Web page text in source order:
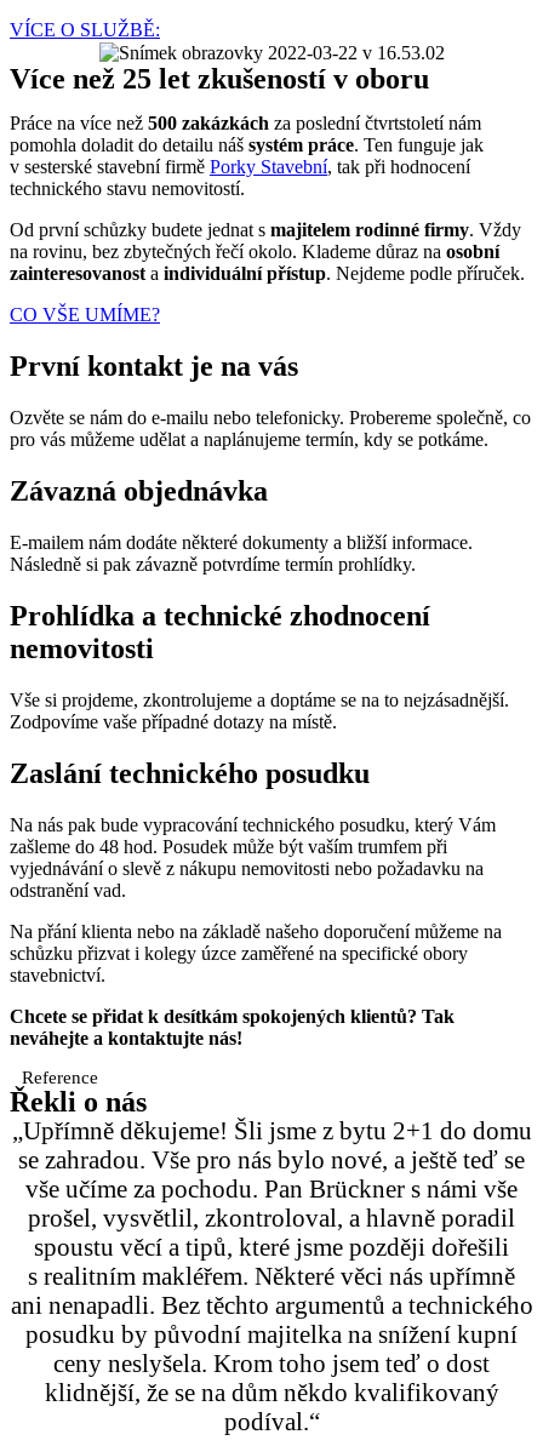
VÍCE O SLUŽBĚ:
Více než 25 let zkušeností v oboru
Práce na více než 500 zakázkách za poslední čtvrtstoletí nám
pomohla doladit do detailu náš systém práce. Ten funguje jak
v sesterské stavební firmě Porky Stavební, tak při hodnocení
technického stavu nemovitostí.
Od první schůzky budete jednat s majitelem rodinné firmy. Vždy
na rovinu, bez zbytečných řečí okolo. Klademe důraz na osobní
zainteresovanost a individuální přístup. Nejdeme podle příruček.
CO VŠE UMÍME?
První kontakt je na vás
Ozvěte se nám do e-mailu nebo telefonicky. Probereme společně, co
pro vás můžeme udělat a naplánujeme termín, kdy se potkáme.
Závazná objednávka
E-mailem nám dodáte některé dokumenty a bližší informace.
Následně si pak závazně potvrdíme termín prohlídky.
Prohlídka a technické zhodnocení
nemovitosti
Vše si projdeme, zkontrolujeme a doptáme se na to nejzásadnější.
Zodpovíme vaše případné dotazy na místě.
Zaslání technického posudku
Na nás pak bude vypracování technického posudku, který Vám
zašleme do 48 hod. Posudek může být vaším trumfem při
vyjednávání o slevě z nákupu nemovitosti nebo požadavku na
odstranění vad.
Na přání klienta nebo na základě našeho doporučení můžeme na
schůzku přizvat i kolegy úzce zaměřené na specifické obory
stavebnictví.
Chcete se přidat k desítkám spokojených klientů? Tak
neváhejte a kontaktujte nás!
Reference
Řekli o nás
„Upřímně děkujeme! Šli jsme z bytu 2+1 do domu
se zahradou. Vše pro nás bylo nové, a ještě teď se
vše učíme za pochodu. Pan Brückner s námi vše
prošel, vysvětlil, zkontroloval, a hlavně poradil
spoustu věcí a tipů, které jsme později dořešili
s realitním makléřem. Některé věci nás upřímně
ani nenapadli. Bez těchto argumentů a technického
posudku by původní majitelka na snížení kupní
ceny neslyšela. Krom toho jsem teď o dost
klidnější, že se na dům někdo kvalifikovaný
podíval.“